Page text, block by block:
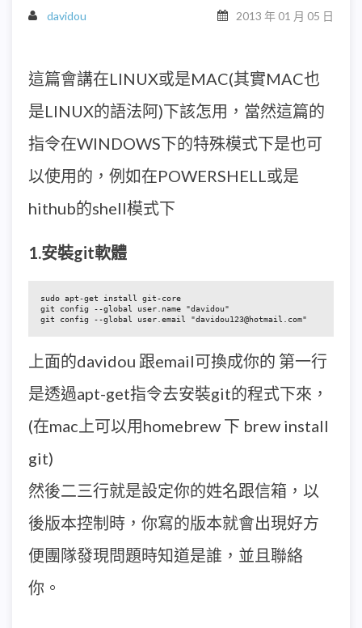
davidou 2013 年 01 月 05 日
這篇會講在LINUX或是MAC(其實MAC也
是LINUX的語法阿)下該怎用，當然這篇的
指令在WINDOWS下的特殊模式下是也可
以使用的，例如在POWERSHELL或是
hithub的shell模式下
1.安裝git軟體
sudo apt-get install git-core
git config --global user.name "davidou"
git config --global user.email "davidou123@hotmail.com"
上面的davidou 跟email可換成你的 第一行
是透過apt-get指令去安裝git的程式下來，
(在mac上可以用homebrew 下 brew install
git)
然後二三行就是設定你的姓名跟信箱，以
後版本控制時，你寫的版本就會出現好方
便團隊發現問題時知道是誰，並且聯絡
你。